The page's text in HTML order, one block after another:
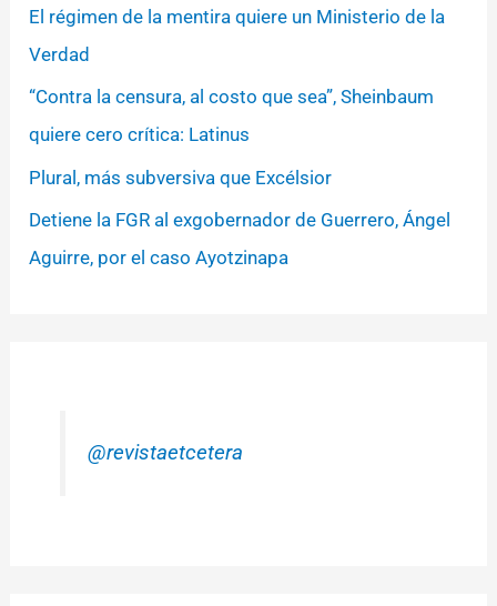
El régimen de la mentira quiere un Ministerio de la
Verdad
“Contra la censura, al costo que sea”, Sheinbaum
quiere cero crítica: Latinus
Plural, más subversiva que Excélsior
Detiene la FGR al exgobernador de Guerrero, Ángel
Aguirre, por el caso Ayotzinapa
@revistaetcetera